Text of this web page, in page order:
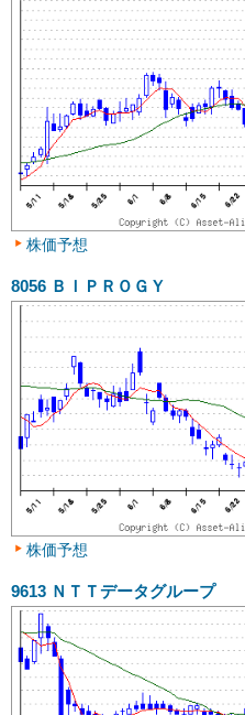
株価予想
8056 ＢＩＰＲＯＧＹ
株価予想
9613 ＮＴＴデータグループ